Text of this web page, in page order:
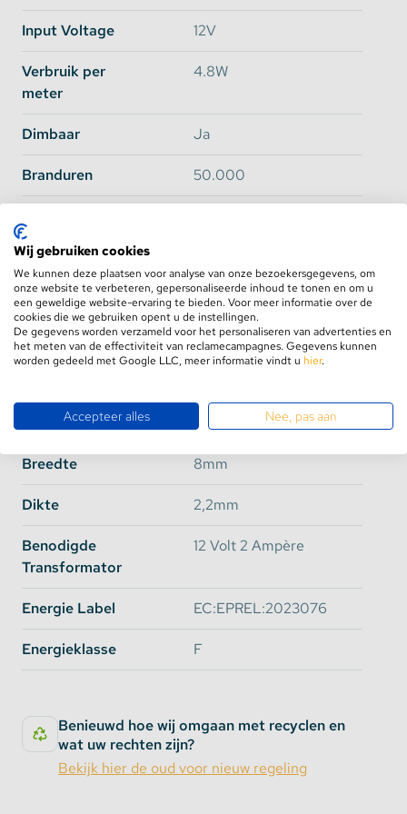
Basic vs Ultra
Omdat de vraag naarextra felle LED Stripsenorm
is toegenomen, hebben we besloten om een nieuwe
sub groep van fellere LED Strips toe te voegen aan
maken tussen de standaard LED Strips en de extra
felle strips, roepen wij vanaf nu het
belangrijke verschillen waaronder het SMD type en
de CRI waarde maar het belangrijkste verschil is de
lichtopbrengst en het verbruik.
Alle spcecifieke verschillen staan per artikel
aangegeven maar we zetten hier de belangrijkste op
een rij:
Warm Wit 60 Basic Ultra
SMD3528
Epistar
SMD2835
meter
360
Verbruik per
meter
9.6 Watt
CRI Waarde >90
Dit artikel betreft de Basic uitvoering. Wilt u toch
Opties voor bescherming van deze led
strip:
Input Voltage 12V
Verbruik per
meter
4.8W
Dimbaar Ja
Branduren 50.000
Plakstrip Ja, 3M Plakstrip
Aansluiting
DC Female connector
met 15cm draad
Lengte 1 Meter
Breedte 8mm
Dikte 2,2mm
Benodigde
Transformator
12 Volt 2 Ampère
Energie Label EC:EPREL:2023076
Energieklasse F
Benieuwd hoe wij omgaan met recyclen en
wat uw rechten zijn?
Bekijk hier de oud voor nieuw regeling
Wij gebruiken cookies
We kunnen deze plaatsen voor analyse van onze bezoekersgegevens, om
onze website te verbeteren, gepersonaliseerde inhoud te tonen en om u
een geweldige website-ervaring te bieden. Voor meer informatie over de
cookies die we gebruiken opent u de instellingen.
De gegevens worden verzameld voor het personaliseren van advertenties en
het meten van de effectiviteit van reclamecampagnes. Gegevens kunnen
worden gedeeld met Google LLC, meer informatie vindt u hier.
Accepteer alles Nee, pas aan